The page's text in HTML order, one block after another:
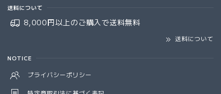
送料について
8,000円以上のご購入で送料無料
送料について
NOTICE
プライバシーポリシー